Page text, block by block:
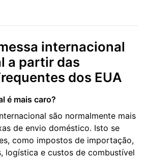
internacional
a partir das
dos EUA
é mais caro?
são normalmente mais
de envio doméstico. Isto se
como impostos de importação,
logística e custos de combustível